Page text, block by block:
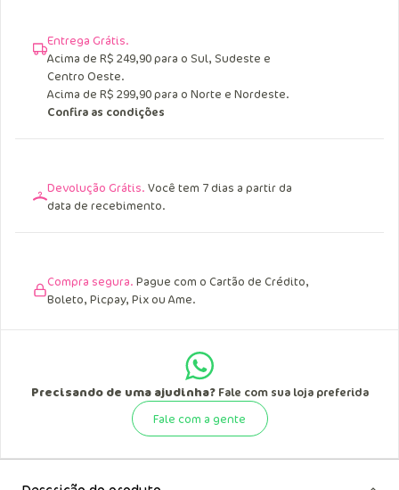
Entrega Grátis.
Acima de R$ 249,90 para o Sul, Sudeste e
Centro Oeste.
Precisando de uma ajudinha?Fale com sua loja preferida